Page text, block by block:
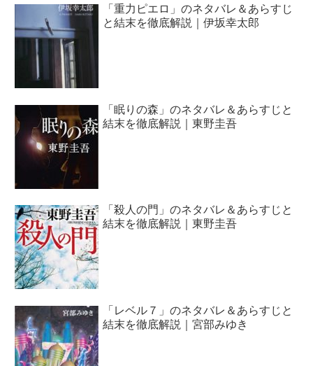
「重力ピエロ」のネタバレ＆あらすじ
と結末を徹底解説｜伊坂幸太郎
「眠りの森」のネタバレ＆あらすじと
結末を徹底解説｜東野圭吾
「殺人の門」のネタバレ＆あらすじと
結末を徹底解説｜東野圭吾
「レベル７」のネタバレ＆あらすじと
結末を徹底解説｜宮部みゆき